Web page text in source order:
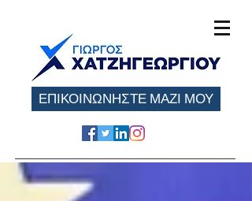
ΕΠΙΚΟΙΝΩΝΗΣΤΕ ΜΑΖΙ ΜΟΥ